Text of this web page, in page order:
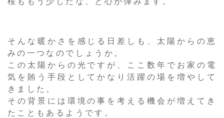
そんな暖かさを感じる日差しも、太陽からの恵
みの一つなのでしょうか。
この太陽からの光ですが、ここ数年でお家の電
気を賄う手段としてかなり活躍の場を増やして
きました。
その背景には環境の事を考える機会が増えてき
たこともあるようです。